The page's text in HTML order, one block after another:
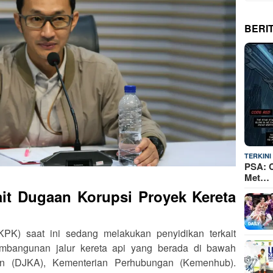
Dugaan Korupsi Proyek Kereta
saat ini sedang melakukan penyidikan terkait
jalur kereta api yang berada di bawah
(DJKA), Kementerian Perhubungan (Kemenhub).
TERKINI
PSA:
Met…